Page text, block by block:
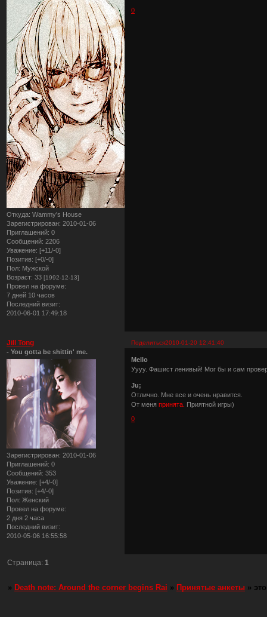
Откуда: Wammy's House
Зарегистрирован: 2010-01-06
Приглашений: 0
Сообщений: 2206
Уважение: [+11/-0]
Позитив: [+0/-0]
Пол: Мужской
Возраст: 33 [1992-12-13]
Провел на форуме:
7 дней 10 часов
Последний визит:
2010-06-01 17:49:18
0
Поделиться2010-01-20 12:41:40
Jill Tong
- You gotta be shittin' me.
Зарегистрирован: 2010-01-06
Приглашений: 0
Сообщений: 353
Уважение: [+4/-0]
Позитив: [+4/-0]
Пол: Женский
Провел на форуме:
2 дня 2 часа
Последний визит:
2010-05-06 16:55:58
Mello
Уууу. Фашист ленивый! Мог бы и сам
Ju;
Отлично. Мне все и очень нравится.
От меняпринята.
Приятной игры)
0
Страница:1
» Death note: Around the corner begins Rai » Принятые анкеты »